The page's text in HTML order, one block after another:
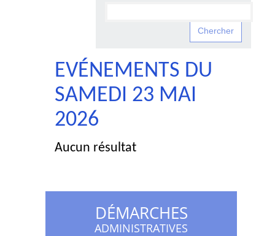
EVÉNEMENTS DU
SAMEDI 23 MAI
2026
Aucun résultat
DÉMARCHES
ADMINISTRATIVES